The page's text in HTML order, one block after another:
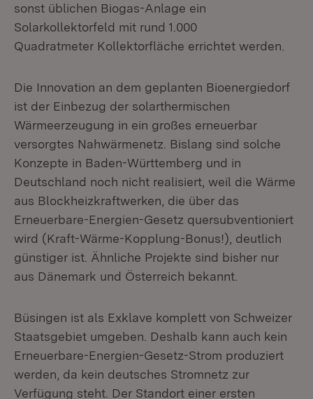
sonst üblichen Biogas-Anlage ein
Solarkollektorfeld mit rund 1.000
Quadratmeter Kollektorfläche errichtet werden.
Die Innovation an dem geplanten Bioenergiedorf
ist der Einbezug der solarthermischen
Wärmeerzeugung in ein großes erneuerbar
versorgtes Nahwärmenetz. Bislang sind solche
Konzepte in Baden-Württemberg und in
Deutschland noch nicht realisiert, weil die Wärme
aus Blockheizkraftwerken, die über das
Erneuerbare-Energien-Gesetz quersubventioniert
wird (Kraft-Wärme-Kopplung-Bonus!), deutlich
günstiger ist. Ähnliche Projekte sind bisher nur
aus Dänemark und Österreich bekannt.
Büsingen ist als Exklave komplett von Schweizer
Staatsgebiet umgeben. Deshalb kann auch kein
Erneuerbare-Energien-Gesetz-Strom produziert
werden, da kein deutsches Stromnetz zur
Verfügung steht. Der Standort einer ersten